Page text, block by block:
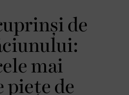
de
mai
piețe de